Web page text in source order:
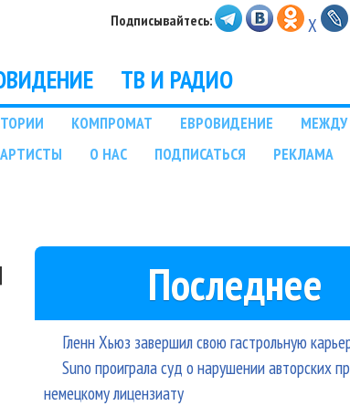
Подписывайтесь: X
ТВ И РАДИО
КОМПРОМАТ ЕВРОВИДЕНИЕ
АРТИСТЫ О НАС ПОДПИСАТЬСЯ РЕКЛАМА
Последнее
Гленн Хьюз завершил свою гастрольную
Suno проиграла суд о нарушении авторских
немецкому лицензиату